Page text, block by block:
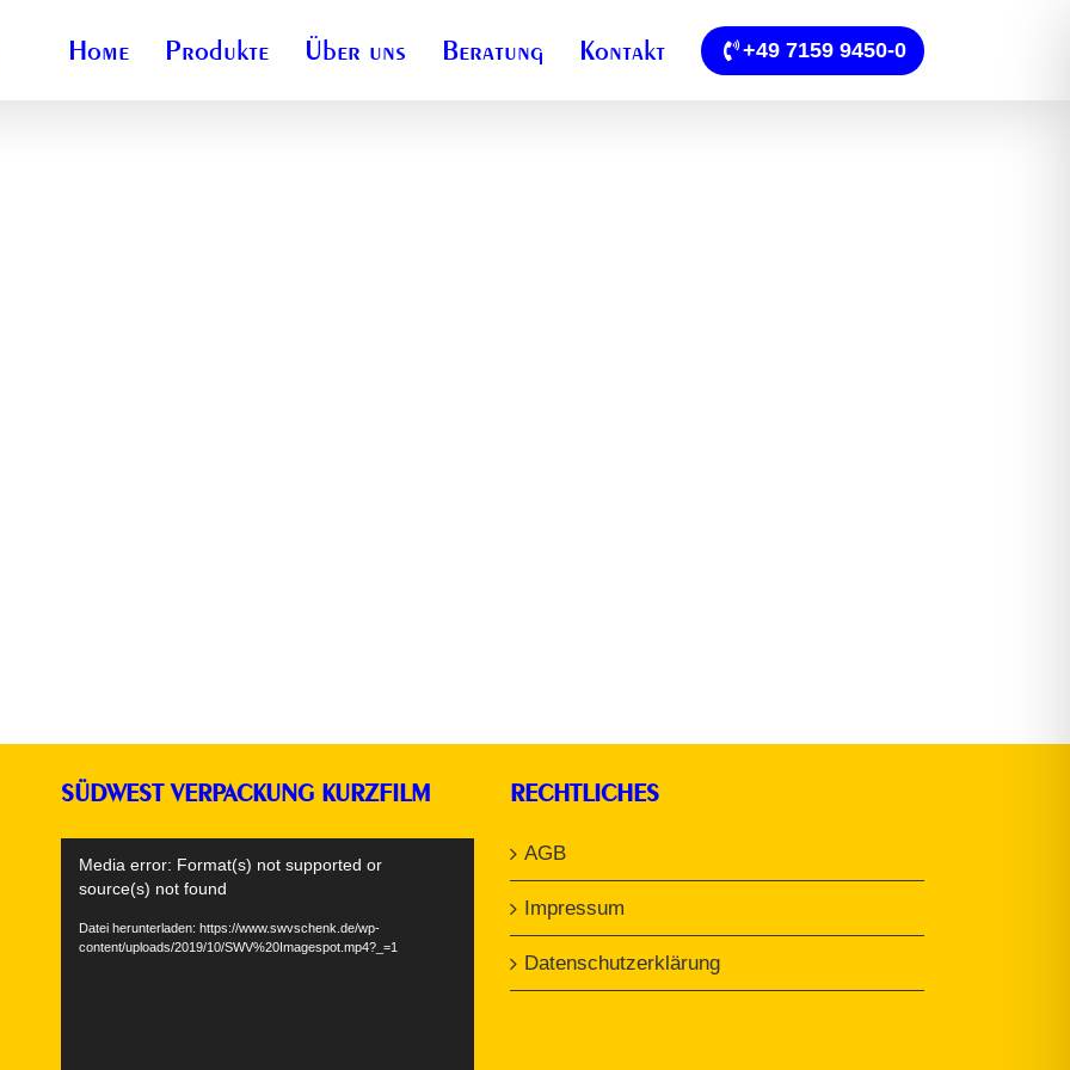
Home Produkte Über uns Beratung Kontakt +49 7159 9450-0
SÜDWEST VERPACKUNG KURZFILM
Player
Media error: Format(s) not supported or
source(s) not found
Datei herunterladen: https://www.swvschenk.de/wp-
content/uploads/2019/10/SWV%20Imagespot.mp4?_=1
RECHTLICHES
AGB
Impressum
Datenschutzerklärung